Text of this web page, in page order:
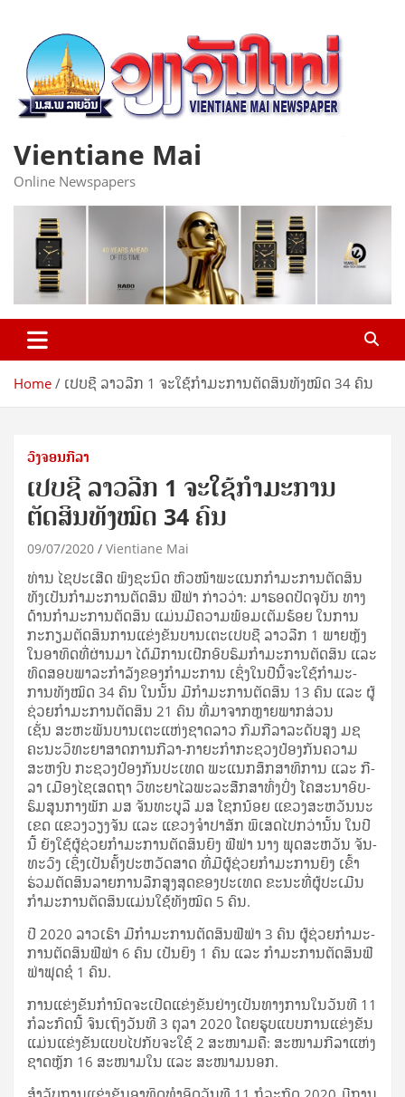
content
Vientiane Mai
Online Newspapers
Home ເປບຊີ ລາວລີກ 1 ຈະໃຊ້ກຳມະການຕັດສິນທັງໝົດ 34 ຄົນ
ວົງຈອນກີລາ
ເປບຊີ ລາວລີກ 1 ຈະໃຊ້ກຳມະການ
ຕັດສິນທັງໝົດ 34 ຄົນ
09/07/2020 Vientiane Mai
ທ່ານ ໄຊ​ປະ­ເສີດ ພົງ​ຊະ­ນິດ ຫົວ­ໜ້າ​ພະ​ແນກ​ກຳ­ມະ­ການ​ຕັດ­ສິນ
ທັງ​ເປັນ​ກຳ­ມະ­ການ​ຕັດ­ສິນ ຟີ​ຟ່າ ກ່າວ​ວ່າ: ມາ​ຮອດ​ປັດ­ຈຸ­ບັນ ທາງ​
ດ້ານ​ກຳ­ມະ­ການ​ຕັດ­ສິນ ແມ່ນ​ມີ​ຄວາມ​ພ້ອມ​ເຕັມ​ຮ້ອຍ ໃນ​ການ​
ກະ­ກຽມ​ຕັດ­ສິນ​ການ​ແຂ່ງ­ຂັນ​ບານ­ເຕະ​ເປບ​ຊີ ລາວ​ລີກ 1 ພາຍ­ຫຼັງ​
ໃນ​ອາ­ທິດ​ທີ່​ຜ່ານ​ມາ ໄດ້​ມີ​ການ​ເຝີກ​ອົບ­ຮົມ​ກຳ­ມະ­ການ​ຕັດ­ສິນ ແລະ
ທົດ​ສອບ​ພາ­ລະ​ກຳ­ລັງ​ຂອງ​ກຳ­ມະ­ການ ເຊິ່ງ​ໃນ​ປີ​ນີ້​ຈະ​ໃຊ້​ກຳ­ມະ­
ການ​ທັງ​ໝົດ 34 ຄົນ ໃນ​ນັ້ນ ມີ​ກຳ­ມະ­ການ​ຕັດ­ສິນ 13 ຄົນ ແລະ ຜູ້​
ຊ່ວຍ​ກຳ­ມະ­ການ​ຕັດ­ສິນ 21 ຄົນ ທີ່​ມາ​ຈາກ​ຫຼາຍ​ພາກ­ສ່ວນ​
ເຊັ່ນ ສະ­ຫະ­ພັນ​ບານ­ເຕະ​ແຫ່ງ​ຊາດ​ລາວ ກົມ​ກີ­ລາ​ລະ­ດັບ​ສູງ ມຊ
ຄະ­ນະ​ວິ­ທະ­ຍາ­ສາດ​ການ​ກີ­ລາ-ກາ​ຍະ​ກຳ​ກະ­ຊວງ​ປ້ອງ​ກັນ​ຄວາມ​
ສະ­ຫງົບ ກະ­ຊວງ​ປ້ອງ​ກັນ​ປະ­ເທດ ພະ​ແນກ​ສຶກ​ສາ​ທິ​ການ ແລະ ກີ­
ລາ ເມືອງ​ໄຊ​ເສດ​ຖາ ວິ­ທະ­ຍາ­ໄລ​ພະ­ລະ​ສືກ​ສາ​ທົ່ງ​ປົ່ງ ໂຄ­ສະ­ນາ​ອົບ­
ຮົມ​ສູນ​ກາງ​ພັກ ມສ ຈັນ­ທະ​ບູ​ລີ ມສ ໂຊກ​ນ້ອຍ ແຂວງ​ສະ­ຫວັນ​ນະ​
ເຂດ ແຂວງ​ວຽງ​ຈັນ ແລະ ແຂວງ​ຈຳ­ປາ​ສັກ ພິ­ເສດ​ໄປ​ກວ່າ​ນັ້ນ ໃນ​ປີ​
ນີ້ ຍັງ​ໃຊ້​ຜູ້​ຊ່ວຍ​ກຳ­ມະ­ການ​ຕັດ­ສິນ​ຍິງ ຟີ​ຟ່າ ນາງ ພຸດ​ສະ­ຫວັນ ຈັນ­
ທະ​ວົງ ເຊິ່ງ​ເປັນ​ຄັ້ງ​ປະ­ຫວັດ­ສາດ ທີ່​ມີ​ຜູ້​ຊ່ວຍ​ກຳ­ມະ­ການ​ຍິງ ເຂົ້າ​
ຮ່ວມ​ຕັດ­ສິນ​ລາຍ­ການ​ລີກ​ສູງ​ສຸດ​ຂອງ​ປະ­ເທດ ຂະ­ນະ​ທີ່​ຜູ້​ປະ​ເມີນ​
ກຳ­ມະ­ການ​ຕັດ­ສິນ​ແມ່ນ​ໃຊ້​ທັງ​ໝົດ 5 ຄົນ.
ປີ 2020 ລາວ​ເຮົາ ມີ​ກຳ­ມະ­ການ​ຕັດ­ສິນ​ຟີ​ຟ່າ 3 ຄົນ ຜູ້​ຊ່ວຍ​ກຳ­ມະ­
ການ​ຕັດ­ສິນ​ຟີ​ຟ່າ 6 ຄົນ ເປັນ​ຍິງ 1 ຄົນ ແລະ ກຳ­ມະ­ການ​ຕັດ­ສິນ​ຟີ​
ຟ່າ​ຟຸດ​ຊໍ 1 ຄົນ.
ການ​ແຂ່ງ­ຂັນ​ກຳ­ນົດ​ຈະ​ເປີດ​ແຂ່ງ­ຂັນ​ຢ່າງ​ເປັນ​ທາງ​ການ​ໃນ​ວັນ​ທີ 11
ກໍ­ລະ­ກົດ​ນີ້ ຈົນ​ເຖິງ​ວັນ​ທີ 3 ຕຸ­ລາ 2020 ໂດຍ​ຮູບ​ແບບ​ການ​ແຂ່ງ­ຂັນ​
ແມ່ນ​ແຂ່ງ­ຂັນ​ແບບ​ໄປ​ກັບ​ຈະ​ໃຊ້ 2 ສະ­ໜາມ​ຄື: ສະ­ໜາມ​ກີ­ລາ​ແຫ່ງ​
ຊາດ​ຫຼັກ 16 ສະ­ໜາມ​ໃນ ແລະ ສະ­ໜາມ​ນອກ.